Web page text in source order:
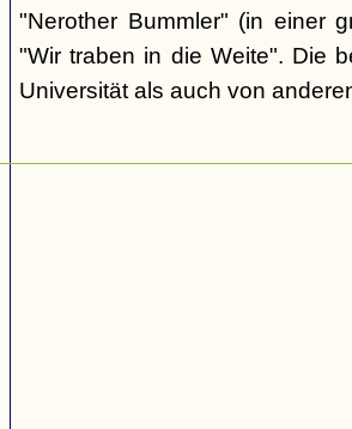
"Nerother Bummler" (in einer
"Wir traben in die Weite". Die
Universität als auch von